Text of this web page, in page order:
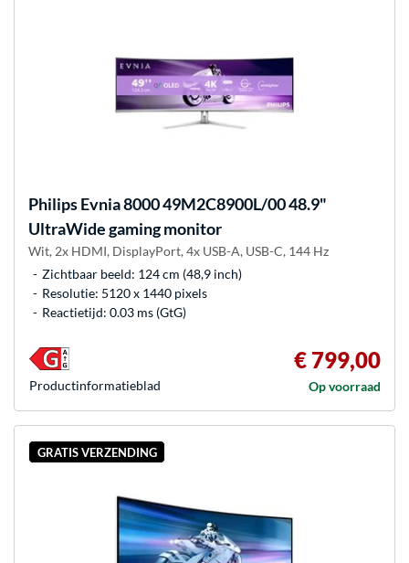
PhilipsEvnia 8000 49M2C8900L/00 48.9"
UltraWide gaming monitor
Wit, 2x HDMI, DisplayPort, 4x USB-A, USB-C, 144 Hz
Zichtbaar beeld: 124 cm (48,9 inch)
Resolutie: 5120 x 1440 pixels
Reactietijd: 0.03 ms (GtG)
€ 799,00
Op voorraad
Product­informatieblad
GRATIS VERZENDING